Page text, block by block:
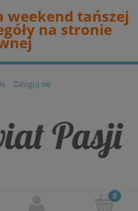
weekend tańszej
na stronie
Zaloguj się